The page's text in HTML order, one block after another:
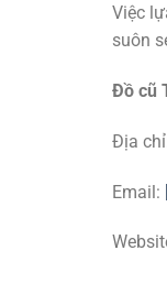
Việc
suôn
Đồ cũ
Địa
Email: